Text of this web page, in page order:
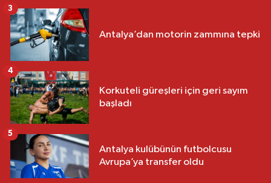
Antalya’dan motorin zammına tepki
3
Korkuteli güreşleri için geri sayım
başladı
4
Antalya kulübünün futbolcusu
Avrupa’ya transfer oldu
5